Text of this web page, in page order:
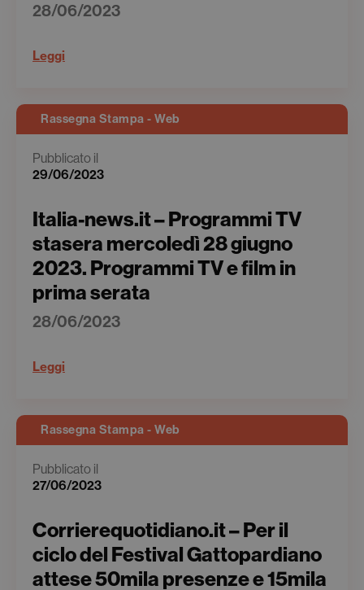
28/06/2023
Leggi
Rassegna Stampa - Web
Pubblicato il
29/06/2023
Italia-news.it – Programmi TV
stasera mercoledì 28 giugno
2023. Programmi TV e film in
prima serata
28/06/2023
Leggi
Rassegna Stampa - Web
Pubblicato il
27/06/2023
Corrierequotidiano.it – Per il
ciclo del Festival Gattopardiano
attese 50mila presenze e 15mila